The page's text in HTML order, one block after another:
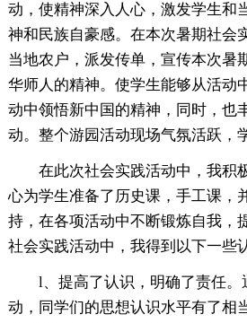
动，使精神深入人心，激发学生和
神和民族自豪感。在本次暑期社会
当地农户，派发传单，宣传本次暑
华师人的精神。使学生能够从活动
动中领悟新中国的精神，同时，也
动。整个游园活动现场气氛活跃，
在此次社会实践活动中，我积
心为学生准备了历史课，手工课，
持，在各项活动中不断锻炼自我，
社会实践活动中，我得到以下一些
l、提高了认识，明确了责任
动，同学们的思想认识水平有了相